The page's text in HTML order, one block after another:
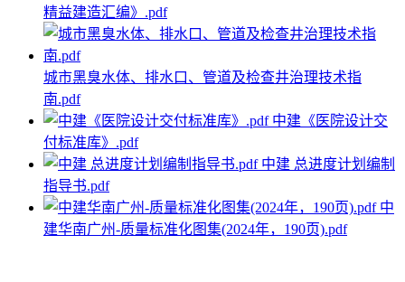
精益建造汇编》.pdf
城市黑臭水体、排水口、管道及检查井治理技术指
南.pdf
中建《医院设计交
付标准库》.pdf
中建 总进度计划编制
指导书.pdf
中
建华南广州-质量标准化图集(2024年，190页).pdf